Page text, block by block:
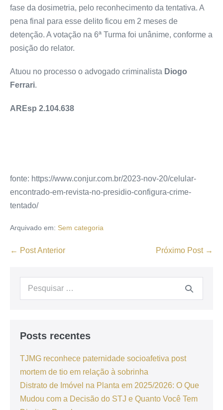
fase da dosimetria, pelo reconhecimento da tentativa. A
pena final para esse delito ficou em 2 meses de
detenção. A votação na 6ª Turma foi unânime, conforme a
posição do relator.
Atuou no processo o advogado criminalista Diogo
Ferrari.
AREsp 2.104.638
fonte: https://www.conjur.com.br/2023-nov-20/celular-
encontrado-em-revista-no-presidio-configura-crime-
tentado/
Arquivado em: Sem categoria
← Post Anterior Próximo Post →
Posts recentes
TJMG reconhece paternidade socioafetiva post
mortem de tio em relação à sobrinha
Distrato de Imóvel na Planta em 2025/2026: O Que
Mudou com a Decisão do STJ e Quanto Você Tem